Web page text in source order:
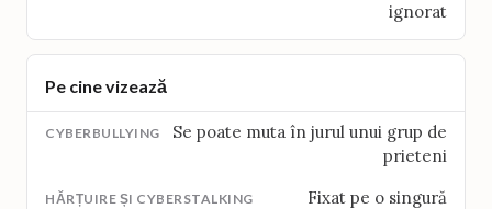
ignorat
Pe cine vizează
Se poate muta în jurul unui grup de
prieteni
Fixat pe o singură